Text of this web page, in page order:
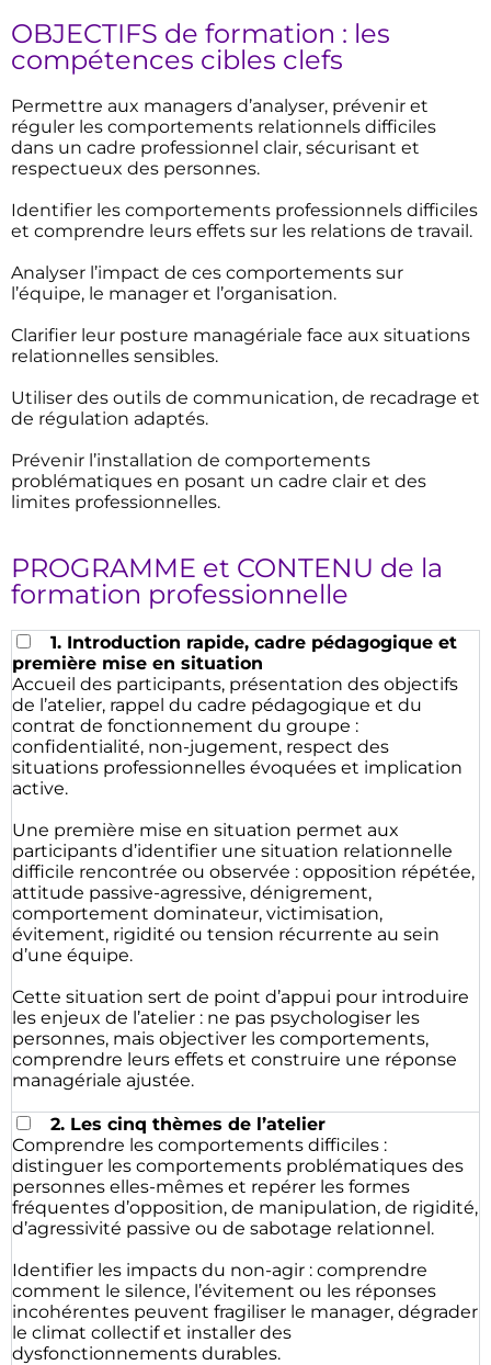
OBJECTIFS de formation : les
compétences cibles clefs
Permettre aux managers d’analyser, prévenir et
réguler les comportements relationnels difficiles
dans un cadre professionnel clair, sécurisant et
respectueux des personnes.
Identifier les comportements professionnels difficiles
et comprendre leurs effets sur les relations de travail.
Analyser l’impact de ces comportements sur
l’équipe, le manager et l’organisation.
Clarifier leur posture managériale face aux situations
relationnelles sensibles.
Utiliser des outils de communication, de recadrage et
de régulation adaptés.
Prévenir l’installation de comportements
problématiques en posant un cadre clair et des
limites professionnelles.
PROGRAMME et CONTENU de la
formation professionnelle
1. Introduction rapide, cadre pédagogique et
première mise en situation
Accueil des participants, présentation des objectifs
de l’atelier, rappel du cadre pédagogique et du
contrat de fonctionnement du groupe :
confidentialité, non-jugement, respect des
situations professionnelles évoquées et implication
active.
Une première mise en situation permet aux
participants d’identifier une situation relationnelle
difficile rencontrée ou observée : opposition répétée,
attitude passive-agressive, dénigrement,
comportement dominateur, victimisation,
évitement, rigidité ou tension récurrente au sein
d’une équipe.
Cette situation sert de point d’appui pour introduire
les enjeux de l’atelier : ne pas psychologiser les
personnes, mais objectiver les comportements,
comprendre leurs effets et construire une réponse
managériale ajustée.
2. Les cinq thèmes de l’atelier
Comprendre les comportements difficiles :
distinguer les comportements problématiques des
personnes elles-mêmes et repérer les formes
fréquentes d’opposition, de manipulation, de rigidité,
d’agressivité passive ou de sabotage relationnel.
Identifier les impacts du non-agir : comprendre
comment le silence, l’évitement ou les réponses
incohérentes peuvent fragiliser le manager, dégrader
le climat collectif et installer des
dysfonctionnements durables.